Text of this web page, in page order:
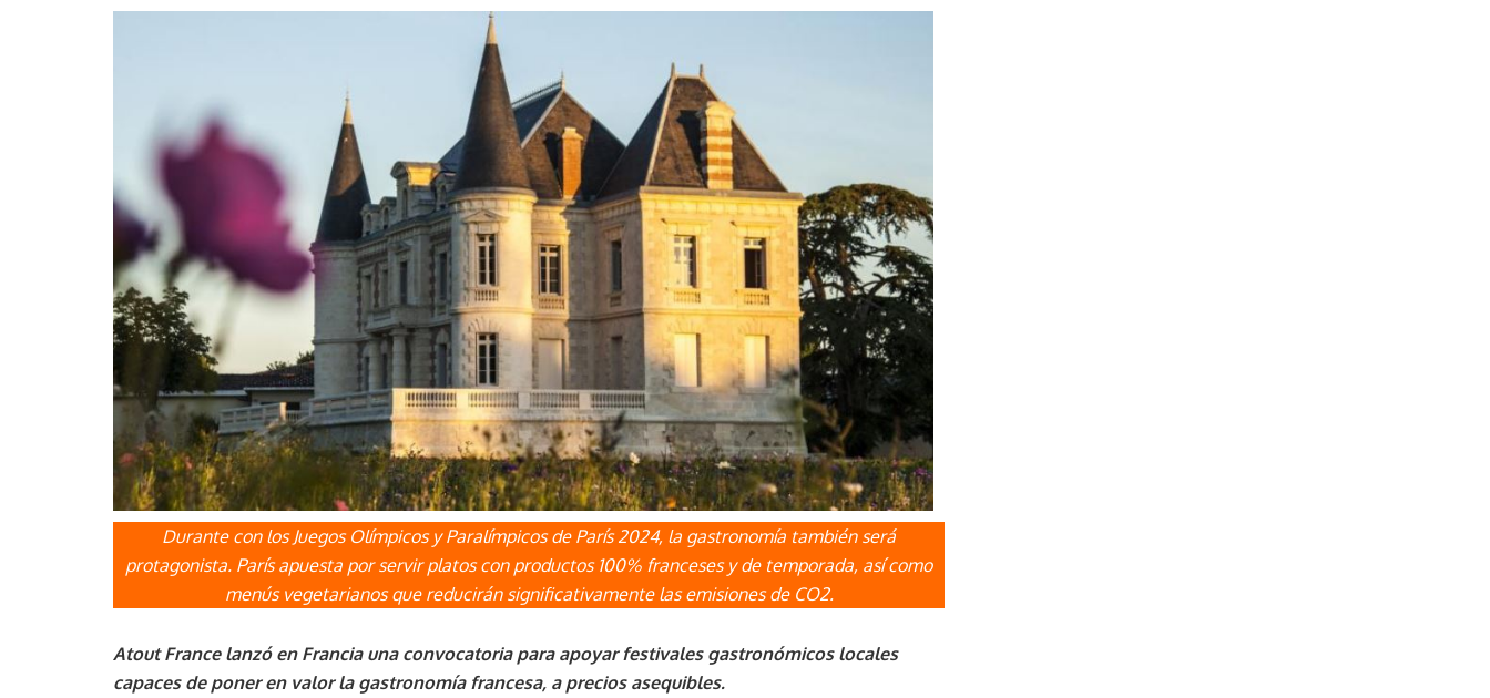
Durante con los Juegos Olímpicos y Paralímpicos de París 2024, la gastronomía también será
protagonista. París apuesta por servir platos con productos 100% franceses y de temporada, así como
menús vegetarianos que reducirán significativamente las emisiones de CO2.
Atout France lanzó en Francia una convocatoria para apoyar festivales gastronómicos locales
capaces de poner en valor la gastronomía francesa, a precios asequibles.